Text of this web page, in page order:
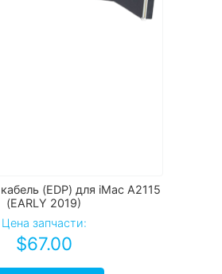
(EDP) для iMac A2115
(EARLY 2019)
Цена запчасти:
$67.00